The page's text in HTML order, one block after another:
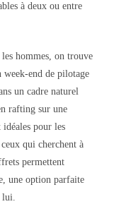
à deux ou entre
hommes, on trouve
week-end de pilotage
un cadre naturel
rafting sur une
idéales pour les
qui cherchent à
permettent
une option parfaite
lui.